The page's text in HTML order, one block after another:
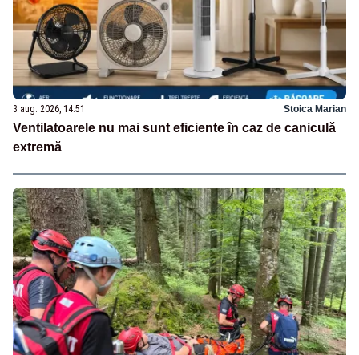
3 aug. 2026, 14:51 Stoica Marian
Ventilatoarele nu mai sunt eficiente în caz de caniculă
extremă